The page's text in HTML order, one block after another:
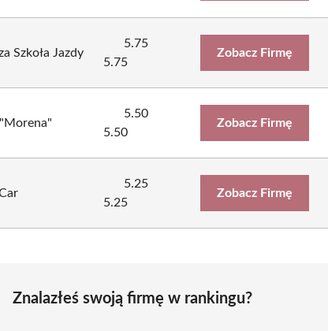
Szkoła Jazdy
5.75
5.75
Zobacz Firmę
5.50
5.50
Zobacz Firmę
5.25
5.25
Zobacz Firmę
Znalazłeś swoją firmę w rankingu?